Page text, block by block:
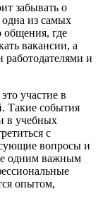
забывать о
из самых
где
вакансии, а
работодателями и
участие в
Такие события
в учебных
с
вопросы и
одним важным
опытом,